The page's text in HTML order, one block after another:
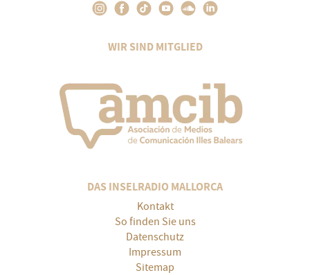
WIR SIND MITGLIED
DAS INSELRADIO MALLORCA
Kontakt
So finden Sie uns
Datenschutz
Impressum
Sitemap